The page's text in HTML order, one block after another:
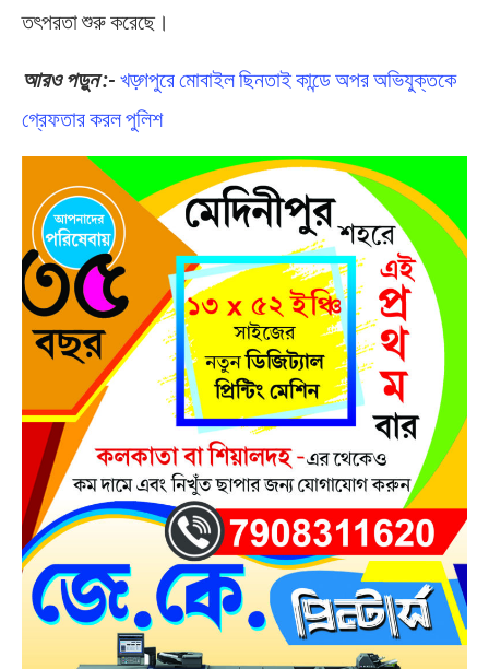
তৎপরতা শুরু করেছে।
আরও পড়ুন :- খড়্গপুরে মোবাইল ছিনতাই কান্ডে অপর অভিযু্ক্তকে
গ্রেফতার করল পুলিশ